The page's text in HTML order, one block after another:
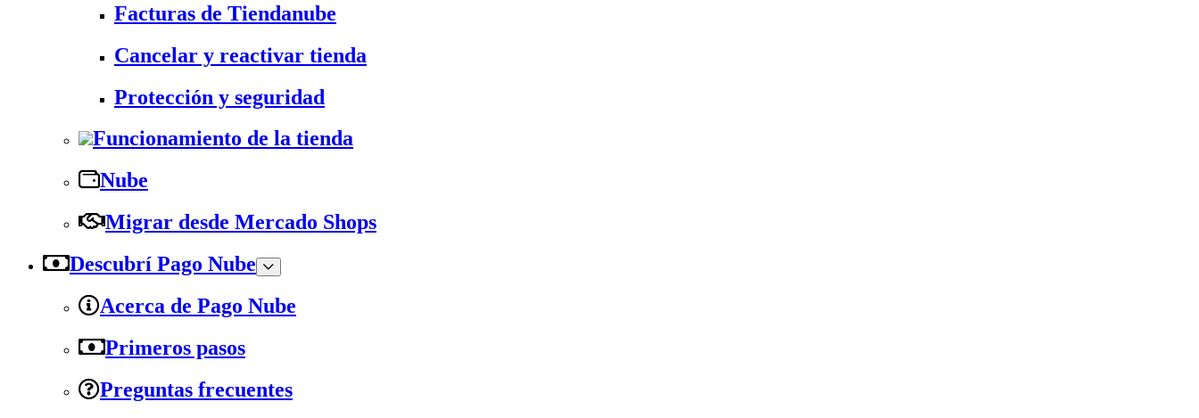
Facturas de Tiendanube
Cancelar y reactivar tienda
Protección y seguridad
Funcionamiento de la tienda
Nube
Migrar desde Mercado Shops
Descubrí Pago Nube
Acerca de Pago Nube
Primeros pasos
Preguntas frecuentes